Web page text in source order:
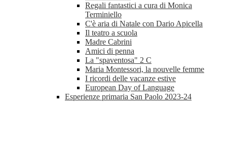
Regali fantastici a cura di Monica
Terminiello
C'è aria di Natale con Dario Apicella
Il teatro a scuola
Madre Cabrini
Amici di penna
La "spaventosa" 2 C
Maria Montessori, la nouvelle femme
I ricordi delle vacanze estive
European Day of Language
Esperienze primaria San Paolo 2023-24